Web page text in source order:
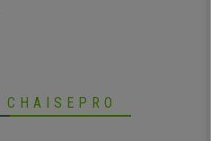
CHAISEPRO